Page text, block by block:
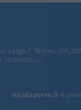
blu” dei
e i